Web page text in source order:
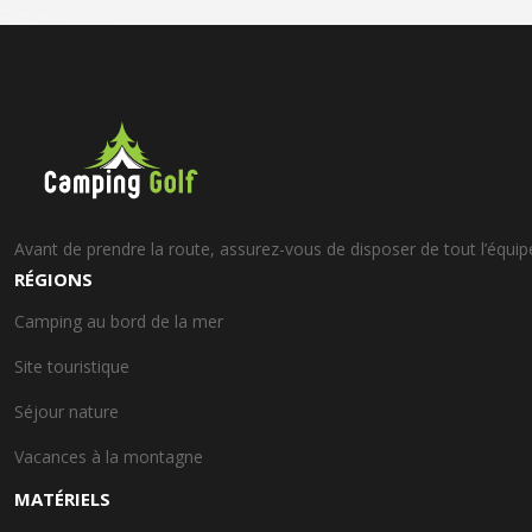
Avant de prendre la route, assurez-vous de disposer de tout
RÉGIONS
Camping au bord de la mer
Site touristique
Séjour nature
Vacances à la montagne
MATÉRIELS